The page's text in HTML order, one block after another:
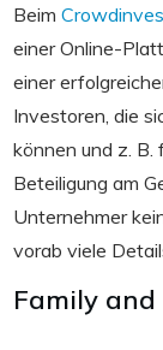
Beim
einer Online-
einer
Investoren, die
können und z. B.
Beteiligung am
Unternehmer
vorab viele
Family and